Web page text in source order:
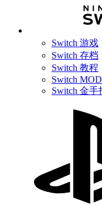
Switch 游戏
Switch 存档
Switch 教程
Switch MOD
Switch 金手